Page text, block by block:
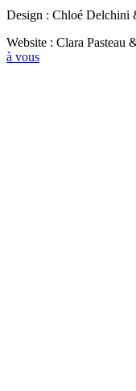
Design : Chloé Delchini
Website : Clara Pasteau
à vous